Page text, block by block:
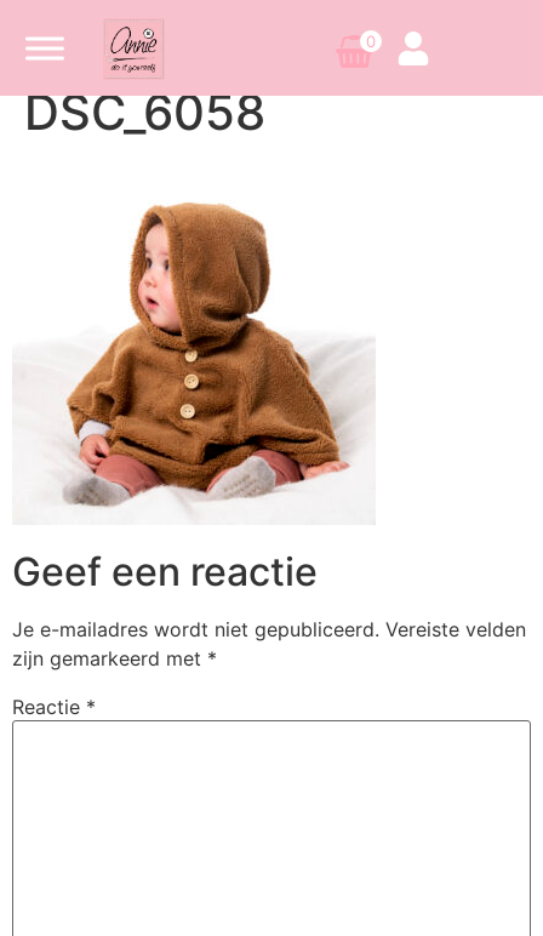
0
DSC_6058
Geef een reactie
Je e-mailadres wordt niet gepubliceerd. Vereiste velden
zijn gemarkeerd met *
Reactie *